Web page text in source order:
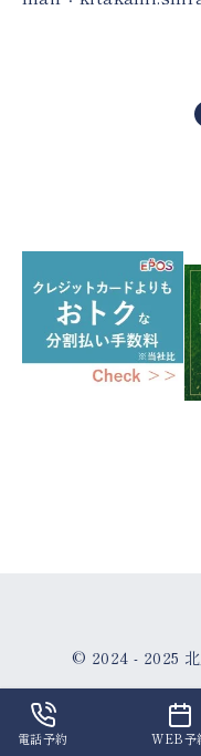
© 2024 - 2025
電話予約 WEB予